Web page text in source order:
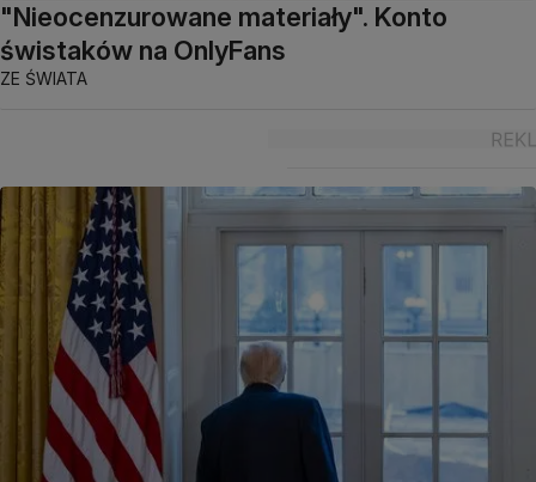
"Nieocenzurowane materiały". Konto
świstaków na OnlyFans
ZE ŚWIATA